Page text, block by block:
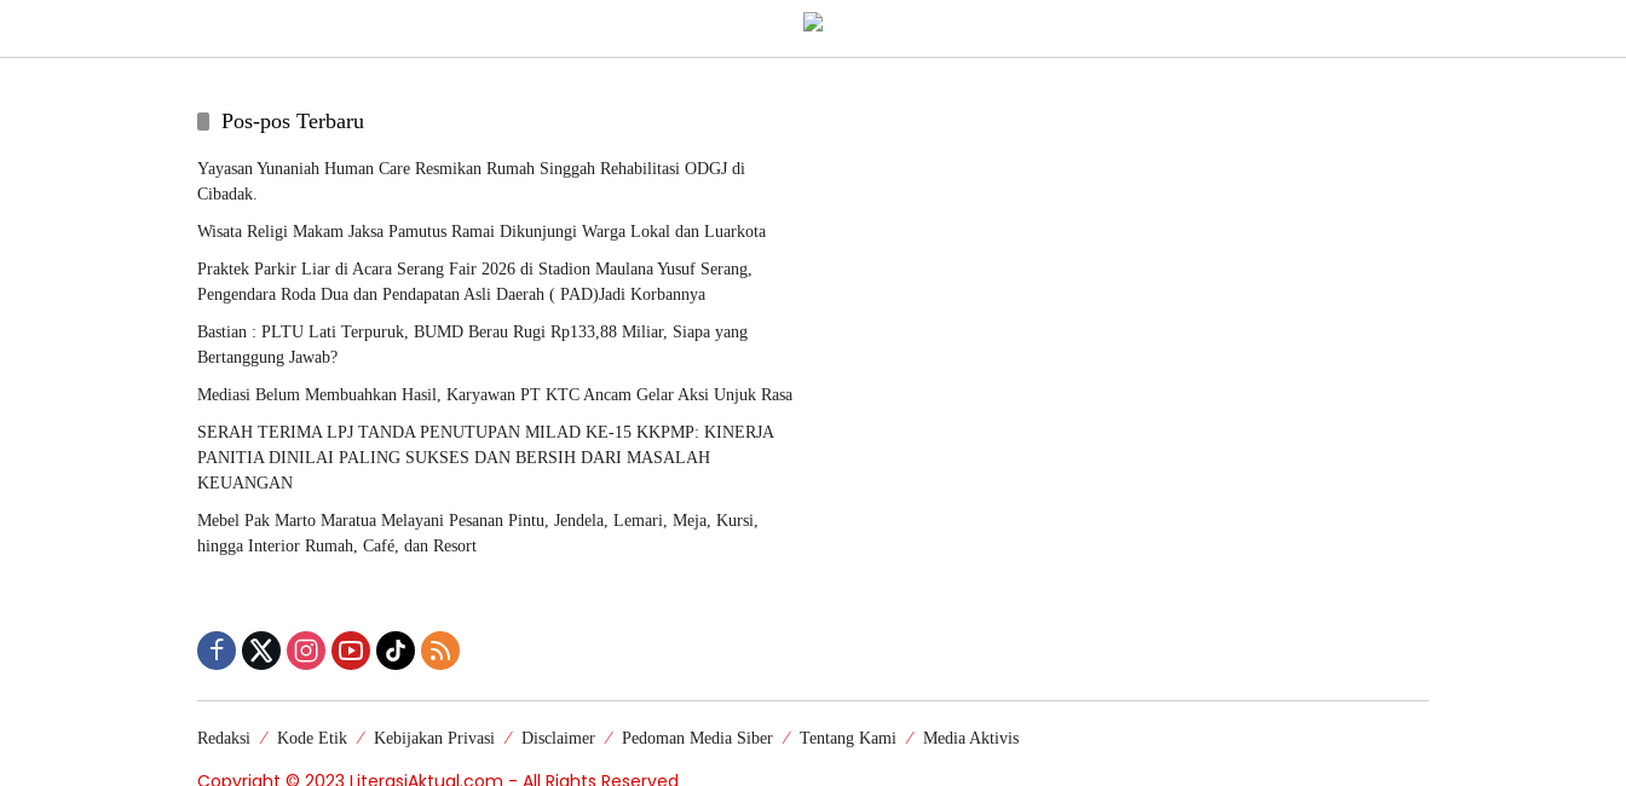
Pos-pos Terbaru
Yayasan Yunaniah Human Care Resmikan Rumah Singgah Rehabilitasi ODGJ di
Cibadak.
Wisata Religi Makam Jaksa Pamutus Ramai Dikunjungi Warga Lokal dan Luarkota
Praktek Parkir Liar di Acara Serang Fair 2026 di Stadion Maulana Yusuf Serang,
Pengendara Roda Dua dan Pendapatan Asli Daerah ( PAD)Jadi Korbannya
Bastian : PLTU Lati Terpuruk, BUMD Berau Rugi Rp133,88 Miliar, Siapa yang
Bertanggung Jawab?
Mediasi Belum Membuahkan Hasil, Karyawan PT KTC Ancam Gelar Aksi Unjuk Rasa
SERAH TERIMA LPJ TANDA PENUTUPAN MILAD KE-15 KKPMP: KINERJA
PANITIA DINILAI PALING SUKSES DAN BERSIH DARI MASALAH
KEUANGAN
Mebel Pak Marto Maratua Melayani Pesanan Pintu, Jendela, Lemari, Meja, Kursi,
hingga Interior Rumah, Café, dan Resort
Redaksi Kode Etik Kebijakan Privasi Disclaimer Pedoman Media Siber Tentang Kami Media Aktivis
Copyright © 2023 LiterasiAktual.com - All Rights Reserved